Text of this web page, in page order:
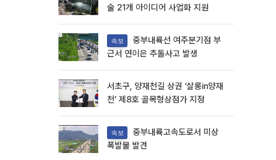
술 21개 아이디어 사업화 지원
속보
근서 연이은 추돌사고 발생
서초구, 양재천길 상권 ‘살롱in양재
천’ 제8호 골목형상점가 지정
속보
폭발물 발견